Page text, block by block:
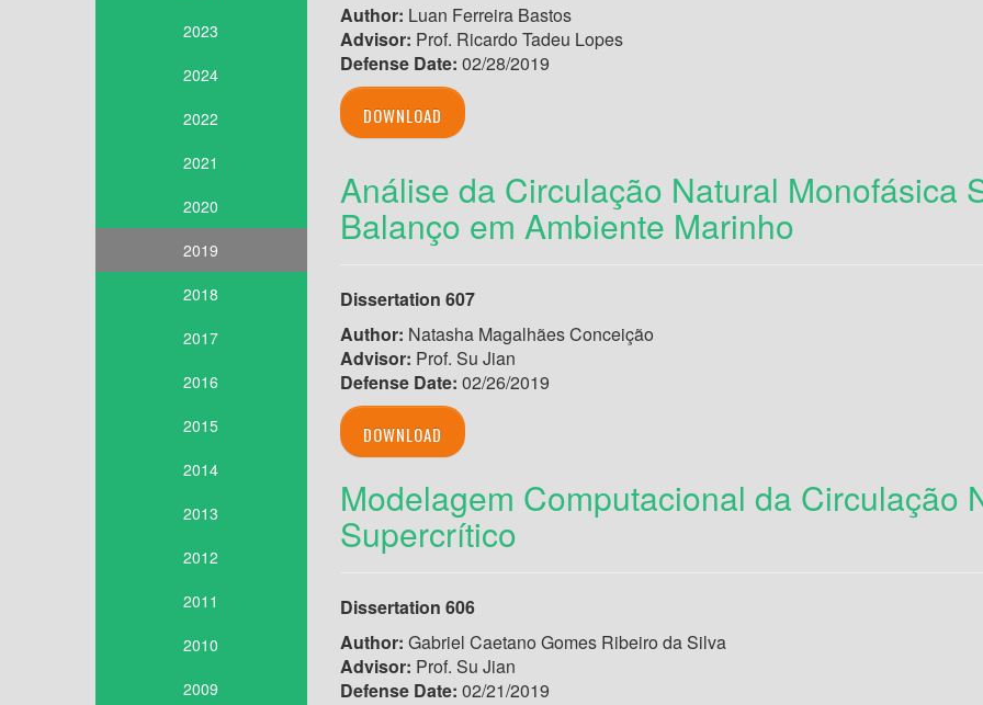
2023
2024
2022
2021
2020
2019
2018
2017
2016
2015
2014
2013
2012
2011
2010
2009
Author: Luan Ferreira Bastos
Advisor: Prof. Ricardo Tadeu Lopes
Defense Date: 02/28/2019
DOWNLOAD
Análise da Circulação Natural Monofásica
Balanço em Ambiente Marinho
Dissertation 607
Author: Natasha Magalhães Conceição
Advisor: Prof. Su Jian
Defense Date: 02/26/2019
DOWNLOAD
Modelagem Computacional da Circulação
Supercrítico
Dissertation 606
Author: Gabriel Caetano Gomes Ribeiro da Silva
Advisor: Prof. Su Jian
Defense Date: 02/21/2019